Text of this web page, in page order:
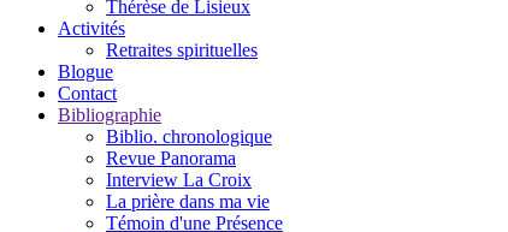
Thérèse de Lisieux
Activités
Retraites spirituelles
Blogue
Contact
Bibliographie
Biblio. chronologique
Revue Panorama
Interview La Croix
La prière dans ma vie
Témoin d'une Présence